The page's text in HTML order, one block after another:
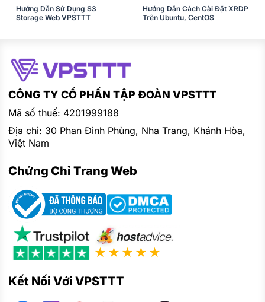
Hướng Dẫn Sử Dụng S3
Storage Web VPSTTT
Hướng Dẫn Cách Cài Đặt XRDP
Trên Ubuntu, CentOS
CÔNG TY CỔ PHẦN TẬP ĐOÀN VPSTTT
Mã số thuế: 4201999188
Địa chỉ: 30 Phan Đình Phùng, Nha Trang, Khánh Hòa,
Việt Nam
Chứng Chỉ Trang Web
★★★★★
Kết Nối Với VPSTTT